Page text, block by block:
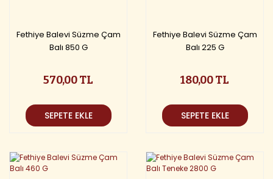
Fethiye Balevi Süzme Çam
Balı 850 G
570,00 TL
SEPETE EKLE
Fethiye Balevi Süzme Çam
Balı 225 G
180,00 TL
SEPETE EKLE